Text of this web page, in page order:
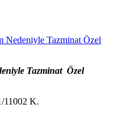
Nedeniyle Tazminat Özel
Tazminat Özel
11002 K.